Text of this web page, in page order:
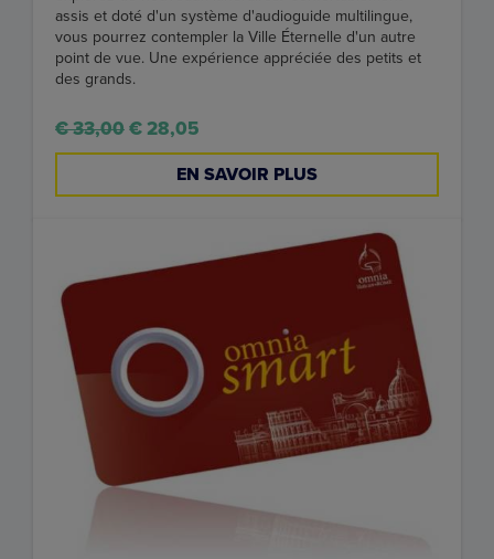
assis et doté d'un système d'audioguide multilingue,
vous pourrez contempler la Ville Éternelle d'un autre
point de vue. Une expérience appréciée des petits et
des grands.
€ 33,00€ 28,05
EN SAVOIR PLUS